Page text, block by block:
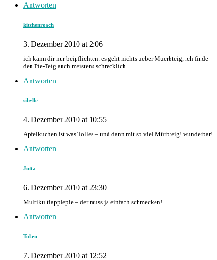
Antworten
kitchenroach
3. Dezember 2010 at 2:06
ich kann dir nur beipflichten. es geht nichts ueber Muerbteig, ich finde
den Pie-Teig auch meistens schrecklich.
Antworten
sibylle
4. Dezember 2010 at 10:55
Apfelkuchen ist was Tolles – und dann mit so viel Mürbteig! wunderbar!
Antworten
Jutta
6. Dezember 2010 at 23:30
Multikultiapplepie – der muss ja einfach schmecken!
Antworten
Token
7. Dezember 2010 at 12:52